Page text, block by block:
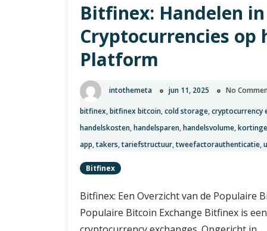
Bitfinex: Handelen
Cryptocurrencies op
Platform
intothemeta jun 11, 2025 No
bitfinex,bitfinex bitcoin,cold storage,cryptocurrency
handelskosten,handelsparen,handelsvolume,
app,takers,tariefstructuur,tweefactorauthenticatie,
Bitfinex
Bitfinex: Een Overzicht van de Populaire
Populaire Bitcoin Exchange Bitfinex is